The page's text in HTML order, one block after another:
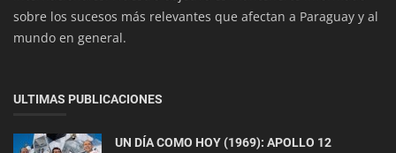
Economía
sobre los sucesos más relevantes que afectan a Paraguay y al
mundo en general.
ULTIMAS PUBLICACIONES
UN DÍA COMO HOY (1969): APOLLO 12